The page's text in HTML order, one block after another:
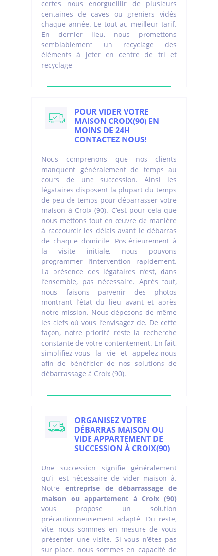
certes nous enorgueillir de plusieurs
centaines de caves ou greniers vidés
chaque année. Le tout au meilleur tarif.
En dernier lieu, nous promettons
semblablement un recyclage des
éléments à jeter en centre de tri et
recyclage.
POUR VIDER VOTRE
MAISON CROIX(90) EN
MOINS DE 24H
CONTACTEZ NOUS!
Nous comprenons que nos clients
manquent généralement de temps au
cours de une succession. Ainsi les
légataires disposent la plupart du temps
de peu de temps pour débarrasser votre
maison à Croix (90). C’est pour cela que
nous mettons tout en œuvre de manière
à raccourcir les délais avant le débarras
de chaque domicile. Postérieurement à
la visite initiale, nous pouvons
programmer l’intervention rapidement.
La présence des légataires n’est, dans
l’ensemble, pas nécessaire. Après tout,
nous faisons parvenir des photos
montrant l’état du lieu avant et après
notre mission. Nous déposons de même
les clefs où vous l’envisagez de. De cette
façon, notre priorité reste la recherche
constante de votre contentement. En fait,
simplifiez-vous la vie et appelez-nous
afin de bénéficier de nos solutions de
débarrassage à Croix (90).
ORGANISEZ VOTRE
DÉBARRAS MAISON OU
VIDE APPARTEMENT DE
SUCCESSION À CROIX(90)
Une succession signifie généralement
qu’il est nécessaire de vider maison à.
Notre entreprise de débarrassage de
maison ou appartement à Croix (90)
vous propose un solution
précautionneusement adapté. Du reste,
vite, nous sommes en mesure de vous
présenter une visite. Si vous n’êtes pas
sur place, nous sommes en capacité de